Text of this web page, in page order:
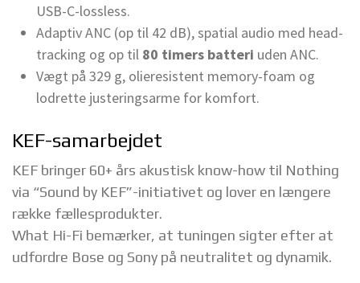
USB-C-lossless.
Adaptiv ANC (op til 42 dB), spatial audio med head-
tracking og op til 80 timers batteri uden ANC.
Vægt på 329 g, olieresistent memory-foam og
lodrette justeringsarme for komfort.
KEF-samarbejdet
KEF bringer 60+ års akustisk know-how til Nothing
via “Sound by KEF”-initiativet og lover en længere
række fællesprodukter.
What Hi-Fi bemærker, at tuningen sigter efter at
udfordre Bose og Sony på neutralitet og dynamik.